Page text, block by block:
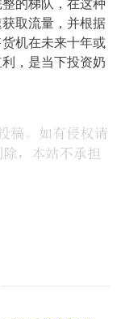
的梯队，在这种
取流量，并根据
机在未来十年或
，是当下投资奶